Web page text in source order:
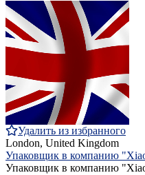
Удалить из избранного
London, United Kingdom
Упаковщик в компанию
Упаковщик в компанию